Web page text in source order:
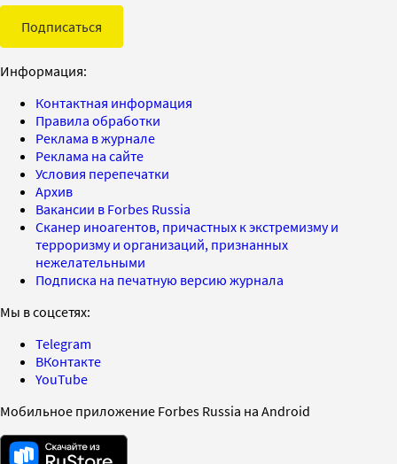
Подписаться
Информация:
Контактная информация
Правила обработки
Реклама в журнале
Реклама на сайте
Условия перепечатки
Архив
Вакансии в Forbes Russia
Сканер иноагентов, причастных к экстремизму и
терроризму и организаций, признанных
нежелательными
Подписка на печатную версию журнала
Мы в соцсетях:
Telegram
ВКонтакте
YouTube
Мобильное приложение Forbes Russia на Android